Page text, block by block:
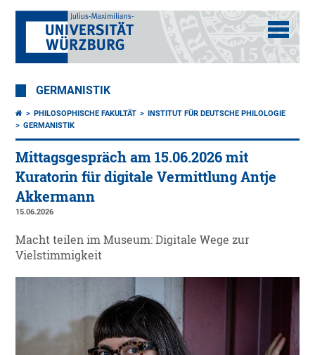
GERMANISTIK
PHILOSOPHISCHE FAKULTÄT
INSTITUT FÜR DEUTSCHE PHILOLOGIE
GERMANISTIK
Mittagsgespräch am 15.06.2026 mit
Kuratorin für digitale Vermittlung Antje
Akkermann
15.06.2026
Macht teilen im Museum: Digitale Wege zur
Vielstimmigkeit